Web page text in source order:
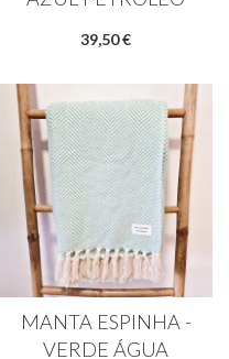
39,50 €
MANTA ESPINHA -
VERDE ÁGUA